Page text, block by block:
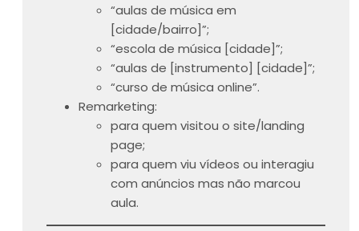
“aulas de música em
[cidade/bairro]”;
“escola de música [cidade]”;
“aulas de [instrumento] [cidade]”;
“curso de música online”.
Remarketing:
para quem visitou o site/landing
page;
para quem viu vídeos ou interagiu
com anúncios mas não marcou
aula.